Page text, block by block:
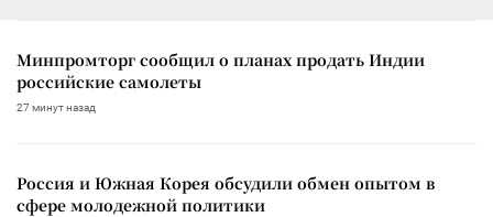
Минпромторг сообщил о планах продать Индии
российские самолеты
27 минут назад
Россия и Южная Корея обсудили обмен опытом в
сфере молодежной политики